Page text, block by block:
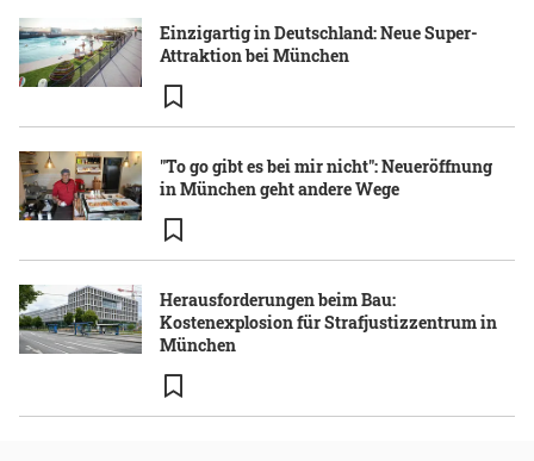
Einzigartig in Deutschland: Neue Super-
Attraktion bei München
"To go gibt es bei mir nicht": Neueröffnung
in München geht andere Wege
Herausforderungen beim Bau:
Kostenexplosion für Strafjustizzentrum in
München